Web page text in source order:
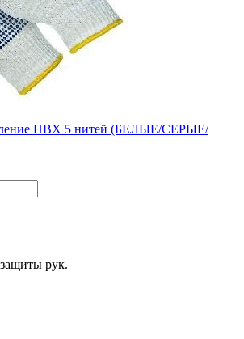
ПВХ 5 нитей (БЕЛЫЕ/СЕРЫЕ/
рук.